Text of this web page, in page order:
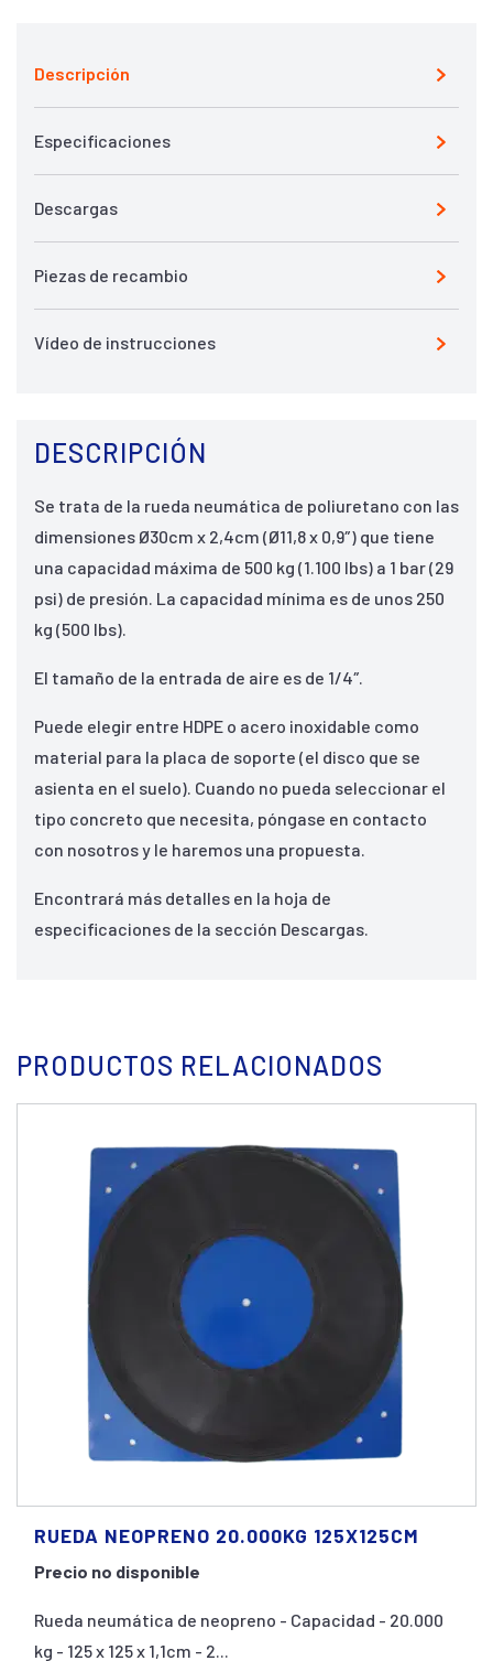
Descripción
Especificaciones
Descargas
Piezas de recambio
Vídeo de instrucciones
DESCRIPCIÓN
Se trata de la rueda neumática de poliuretano con las
dimensiones Ø30cm x 2,4cm (Ø11,8 x 0,9″) que tiene
una capacidad máxima de 500 kg (1.100 lbs) a 1 bar (29
psi) de presión. La capacidad mínima es de unos 250
kg (500 lbs).
El tamaño de la entrada de aire es de 1/4″.
Puede elegir entre HDPE o acero inoxidable como
material para la placa de soporte (el disco que se
asienta en el suelo). Cuando no pueda seleccionar el
tipo concreto que necesita, póngase en contacto
con nosotros y le haremos una propuesta.
Encontrará más detalles en la hoja de
especificaciones de la sección Descargas.
PRODUCTOS RELACIONADOS
RUEDA NEOPRENO 20.000KG 125X125CM
Precio no disponible
Rueda neumática de neopreno - Capacidad - 20.000
kg - 125 x 125 x 1,1cm - 2...